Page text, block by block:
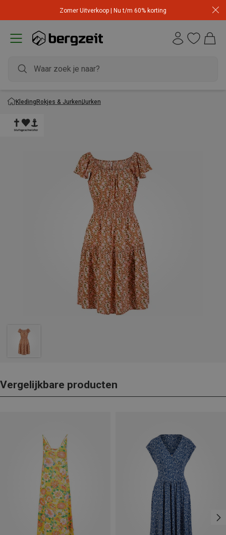
Zomer Uitverkoop | Nu t/m 60% korting
KledingRokjes & JurkenJurken
Vergelijkbare producten